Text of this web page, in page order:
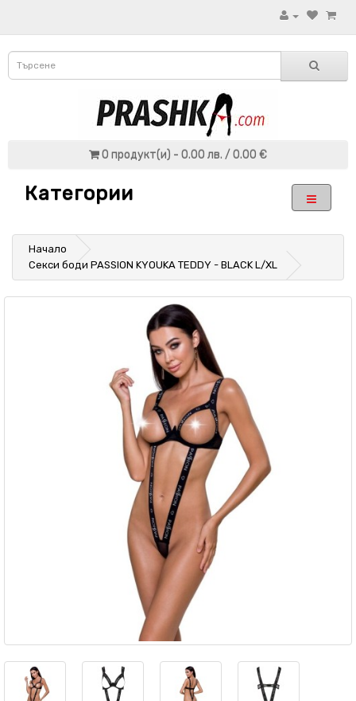
0 продукт(и) - 0.00 лв. / 0.00 €
Категории
Начало
Секси боди PASSION KYOUKA TEDDY - BLACK L/XL